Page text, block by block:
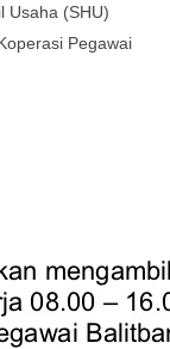
Usaha (SHU)
Pegawai